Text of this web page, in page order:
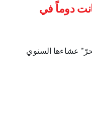
دوماً في
عشاءها السنوي